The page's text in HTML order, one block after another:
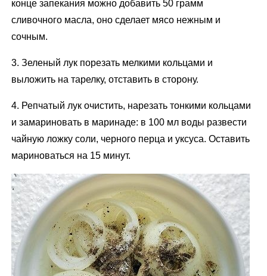
конце запекания можно добавить 50 грамм
сливочного масла, оно сделает мясо нежным и
сочным.
3. Зеленый лук порезать мелкими кольцами и
выложить на тарелку, отставить в сторону.
4. Репчатый лук очистить, нарезать тонкими кольцами
и замариновать в маринаде: в 100 мл воды развести
чайную ложку соли, черного перца и уксуса. Оставить
мариноваться на 15 минут.